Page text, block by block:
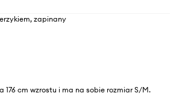
zapinany
176 cm wzrostu i ma na sobie rozmiar S/M.